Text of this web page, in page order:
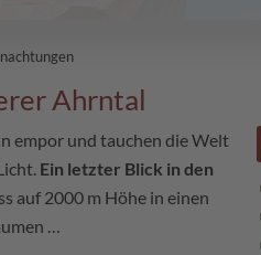
Ahrntal
empor und tauchen die Welt
Ein letzter Blick in den
auf 2000 m Höhe in einen
…